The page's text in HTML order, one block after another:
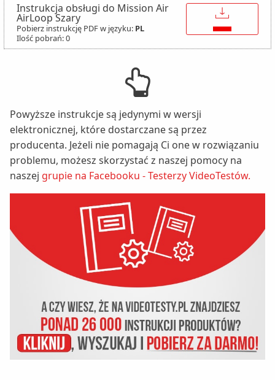
Instrukcja obsługi do Mission Air
AirLoop Szary
Pobierz instrukcję PDF w języku: PL
Ilość pobrań: 0
↓
Powyższe instrukcje są jedynymi w wersji
elektronicznej, które dostarczane są przez
producenta. Jeżeli nie pomagają Ci one w rozwiązaniu
problemu, możesz skorzystać z naszej pomocy na
naszej grupie na Facebooku - Testerzy VideoTestów.